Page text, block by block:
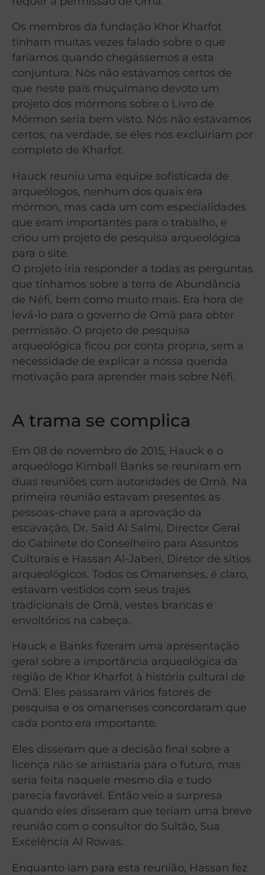
Os membros da fundação Khor Kharfot
tinham muitas vezes falado sobre o que
faríamos quando chegássemos a esta
conjuntura. Nós não estávamos certos de
que neste país muçulmano devoto um
projeto dos mórmons sobre o Livro de
Mórmon seria bem visto. Nós não estávamos
certos, na verdade, se eles nos excluiriam por
completo de Kharfot.
Hauck reuniu uma equipe sofisticada de
arqueólogos, nenhum dos quais era
mórmon, mas cada um com especialidades
que eram importantes para o trabalho, e
criou um projeto de pesquisa arqueológica
para o site.
O projeto iria responder a todas as perguntas
que tínhamos sobre a terra de Abundância
de Néfi, bem como muito mais. Era hora de
levá-lo para o governo de Omã para obter
permissão. O projeto de pesquisa
arqueológica ficou por conta própria, sem a
necessidade de explicar a nossa querida
motivação para aprender mais sobre Néfi.
A trama se complica
Em 08 de novembro de 2015, Hauck e o
arqueólogo Kimball Banks se reuniram em
duas reuniões com autoridades de Omã. Na
primeira reunião estavam presentes as
pessoas-chave para a aprovação da
escavação, Dr. Said Al Salmi, Director Geral
do Gabinete do Conselheiro para Assuntos
Culturais e Hassan Al-Jaberi, Diretor de sítios
arqueológicos. Todos os Omanenses, é claro,
estavam vestidos com seus trajes
tradicionais de Omã, vestes brancas e
envoltórios na cabeça.
Hauck e Banks fizeram uma apresentação
geral sobre a importância arqueológica da
região de Khor Kharfot à história cultural de
Omã. Eles passaram vários fatores de
pesquisa e os omanenses concordaram que
cada ponto era importante.
Eles disseram que a decisão final sobre a
licença não se arrastaria para o futuro, mas
seria feita naquele mesmo dia e tudo
parecia favorável. Então veio a surpresa
quando eles disseram que teriam uma breve
reunião com o consultor do Sultão, Sua
Excelência Al Rowas.
Enquanto iam para esta reunião, Hassan fez